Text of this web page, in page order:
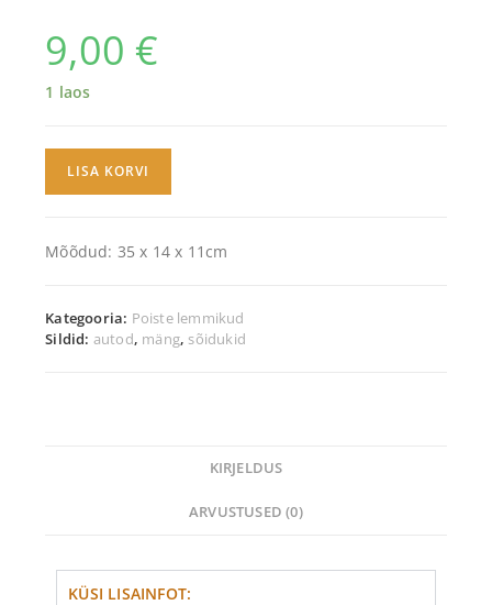
9,00 €
1 laos
LISA KORVI
Mõõdud: 35 x 14 x 11cm
Kategooria: Poiste lemmikud
Sildid: autod, mäng, sõidukid
KIRJELDUS
ARVUSTUSED (0)
KÜSI LISAINFOT: